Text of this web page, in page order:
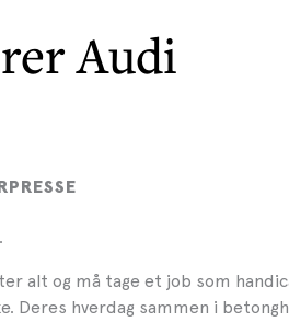
Audi
PRESSE
alt og må tage et job som
Deres hverdag sammen i